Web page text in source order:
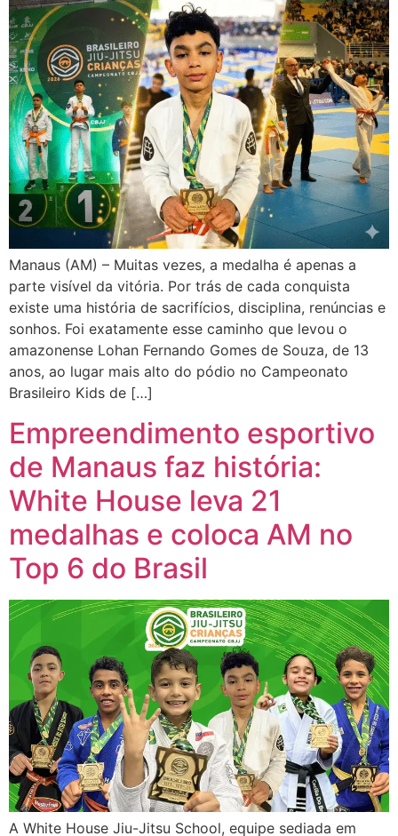
Manaus (AM) – Muitas vezes, a medalha é apenas a
parte visível da vitória. Por trás de cada conquista
existe uma história de sacrifícios, disciplina, renúncias e
sonhos. Foi exatamente esse caminho que levou o
amazonense Lohan Fernando Gomes de Souza, de 13
anos, ao lugar mais alto do pódio no Campeonato
Brasileiro Kids de […]
Empreendimento esportivo
de Manaus faz história:
White House leva 21
medalhas e coloca AM no
Top 6 do Brasil
A White House Jiu-Jitsu School, equipe sediada em